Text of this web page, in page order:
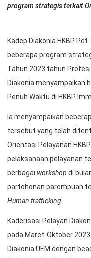
program strategis terkait
Kadep Diakonia HKBP
beberapa program
Tahun 2023 tahun
Diakonia menyampaikan
Penuh Waktu di HKBP
Ia menyampaikan
tersebut yang telah
Orientasi Pelayanan
pelaksanaan pelayanan
berbagai workshop di
partohonan parompuan
Human trafficking.
Kaderisasi Pelayan
pada Maret-Oktober
Diakonia UEM dengan